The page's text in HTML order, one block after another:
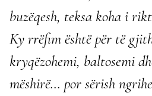
buzëqesh, teksa koha i
Ky rrëfim është për të
kryqëzohemi, baltosemi
mëshirë… por sërish